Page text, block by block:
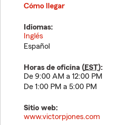
Cómo llegar
Idiomas:
Inglés
Español
Horas de oficina (EST):
De 9:00 AM a 12:00 PM
De 1:00 PM a 5:00 PM
Sitio web:
www.victorpjones.com